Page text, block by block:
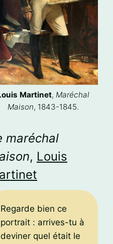
Martinet, Maréchal
Maison, 1843-1845.
maréchal
, Louis
Regarde bien ce
portrait : arrives-tu à
deviner quel était le